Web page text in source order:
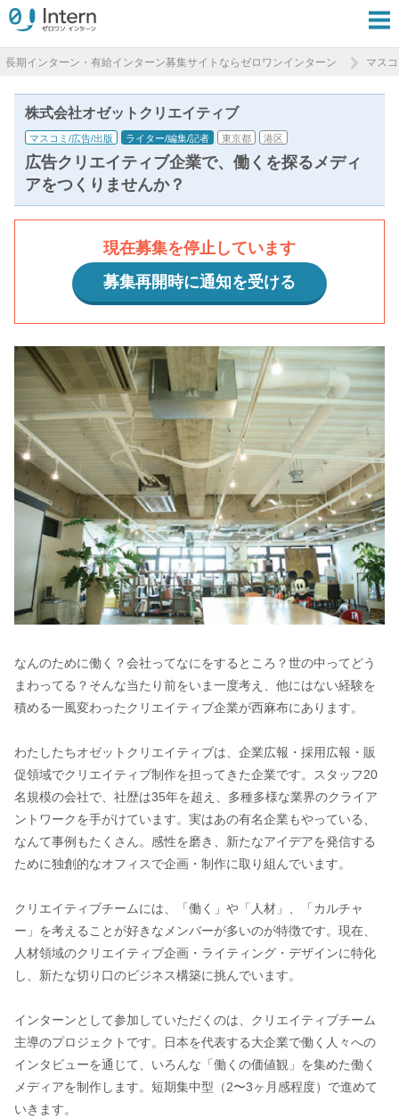
長期インターン・有給インターン募集サイトならゼロワンインターン マス
株式会社オゼットクリエイティブ
マスコミ/広告/出版 ライター/編集/記者 東京都 港区
広告クリエイティブ企業で、働くを探るメディ
アをつくりませんか？
現在募集を停止しています
募集再開時に通知を受ける
なんのために働く？会社ってなにをするところ？世の中ってどう
まわってる？そんな当たり前をいま一度考え、他にはない経験を
積める一風変わったクリエイティブ企業が西麻布にあります。
わたしたちオゼットクリエイティブは、企業広報・採用広報・販
促領域でクリエイティブ制作を担ってきた企業です。スタッフ20
名規模の会社で、社歴は35年を超え、多種多様な業界のクライア
ントワークを手がけています。実はあの有名企業もやっている、
なんて事例もたくさん。感性を磨き、新たなアイデアを発信する
ために独創的なオフィスで企画・制作に取り組んでいます。
クリエイティブチームには、「働く」や「人材」、「カルチャ
ー」を考えることが好きなメンバーが多いのが特徴です。現在、
人材領域のクリエイティブ企画・ライティング・デザインに特化
し、新たな切り口のビジネス構築に挑んでいます。
インターンとして参加していただくのは、クリエイティブチーム
主導のプロジェクトです。日本を代表する大企業で働く人々への
インタビューを通じて、いろんな「働くの価値観」を集めた働く
メディアを制作します。短期集中型（2〜3ヶ月感程度）で進めて
いきます。